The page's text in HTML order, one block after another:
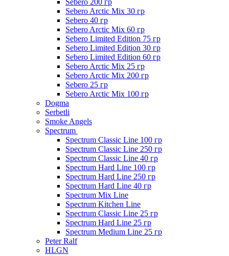
Sebero Arctic Mix 30 гр
Sebero 40 гр
Sebero Arctic Mix 60 гр
Sebero Limited Edition 75 гр
Sebero Limited Edition 30 гр
Sebero Limited Edition 60 гр
Sebero Arctic Mix 25 гр
Sebero Arctic Mix 200 гр
Sebero 25 гр
Sebero Arctic Mix 100 гр
Dogma
Serbetli
Smoke Angels
Spectrum
Spectrum Classic Line 100 гр
Spectrum Classic Line 250 гр
Spectrum Classic Line 40 гр
Spectrum Hard Line 100 гр
Spectrum Hard Line 250 гр
Spectrum Hard Line 40 гр
Spectrum Mix Line
Spectrum Kitchen Line
Spectrum Classic Line 25 гр
Spectrum Hard Line 25 гр
Spectrum Medium Line 25 гр
Peter Ralf
HLGN